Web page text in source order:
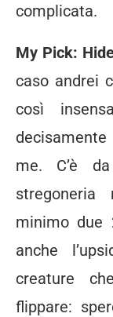
complicata.
My Pick:
caso andrei
così
me. C’è
minimo
anche
creature
flippare: